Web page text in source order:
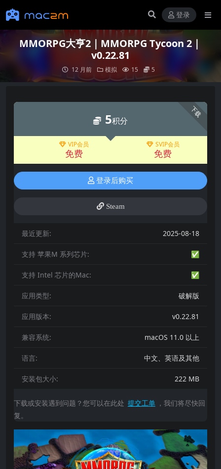
登录
MMORPG大亨2｜MMORPG Tycoon 2｜
v0.22.81
12 月前 模拟 15 5
下载
5积分
VIP会员
免费
SVIP会员
免费
登录后购买
Steam
最近更新: 2025-08-18
支持 苹果M 系列芯片: ✅
支持 Intel 芯片的Mac: ✅
应用类型: 破解版
应用版本: v0.22.81
兼容系统: macOS 11.0 以上
语言: 中文、英语及其他
安装包大小: 222 MB
下载或安装遇到问题？您可以在此处 提交工单 ，我们将尽快回
复。